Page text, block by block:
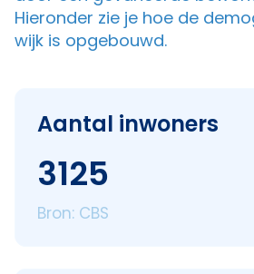
Hieronder zie je hoe de
wijk is opgebouwd.
Aantal inwoners
3125
Bron: CBS